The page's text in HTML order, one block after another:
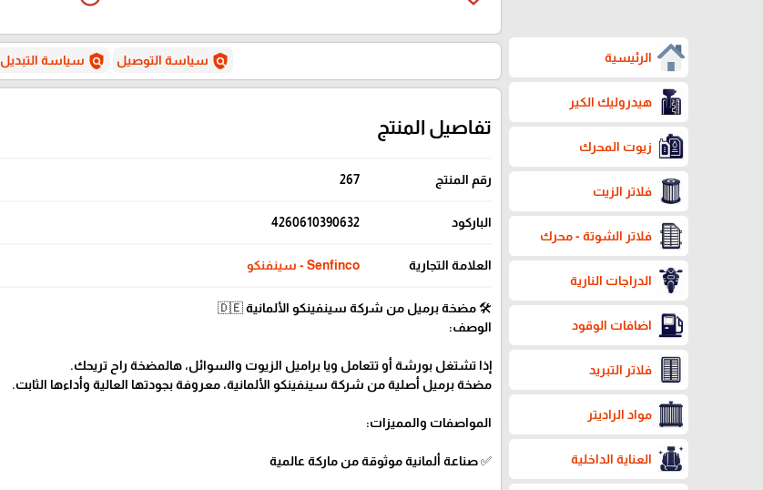
الرئيسية
هيدروليك الكير
زيوت المحرك
فلاتر الزيت
فلاتر الشوتة - محرك
الدراجات النارية
اضافات الوقود
فلاتر التبريد
مواد الراديتر
العناية الداخلية
policy سياسة التوصيل policy سياسة التبديل
تفاصيل المنتج
رقم المنتج 267
الباركود 4260610390632
العلامة التجارية Senfinco - سينفنكو
🛠️ مضخة برميل من شركة سينفينكو الألمانية 🇩🇪
الوصف:
إذا تشتغل بورشة أو تتعامل ويا براميل الزيوت والسوائل، هالمضخة راح تريحك.
مضخة برميل أصلية من شركة سينفينكو الألمانية، معروفة بجودتها العالية وأداءها الثابت.
المواصفات والمميزات:
✅ صناعة ألمانية موثوقة من ماركة عالمية